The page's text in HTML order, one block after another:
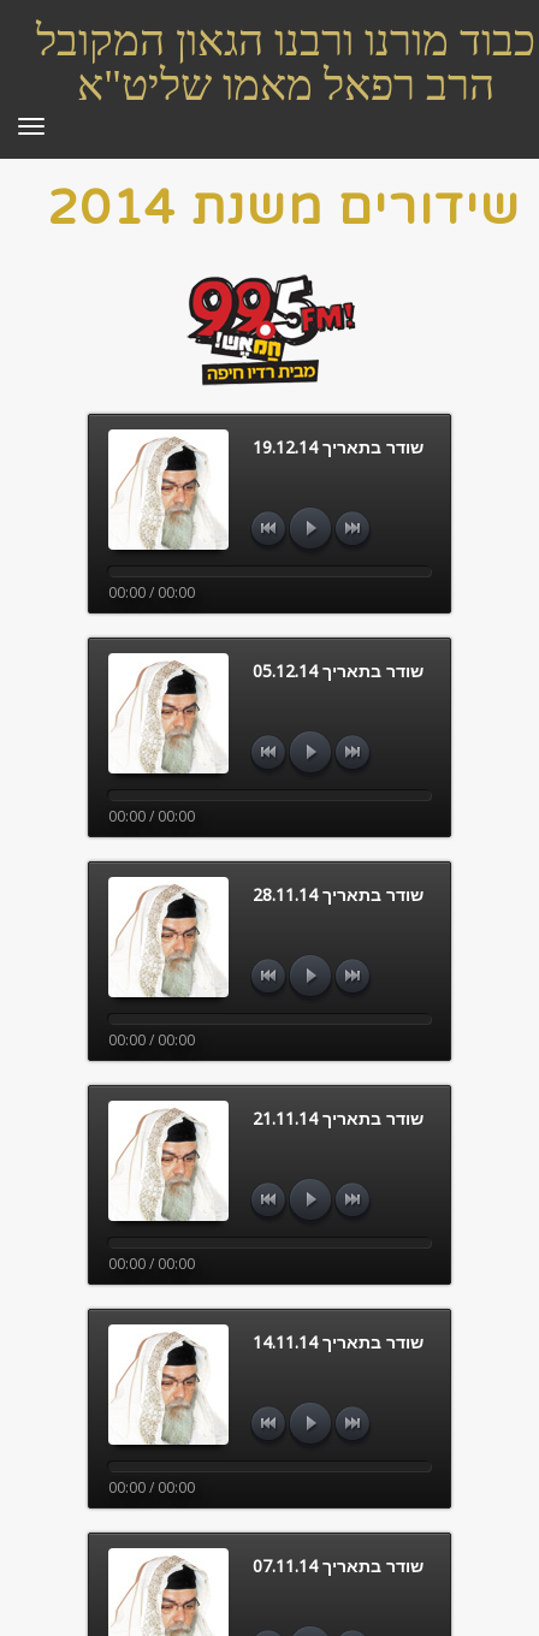
כבוד מורנו ורבנו הגאון המקובל
הרב רפאל מאמו שליט"א
שידורים משנת 2014
שודר בתאריך 19.12.14
00:00 / 00:00
שודר בתאריך 05.12.14
00:00 / 00:00
שודר בתאריך 28.11.14
00:00 / 00:00
שודר בתאריך 21.11.14
00:00 / 00:00
שודר בתאריך 14.11.14
00:00 / 00:00
שודר בתאריך 07.11.14